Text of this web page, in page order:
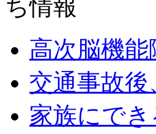
高次脳機
交通事故
家族にでき